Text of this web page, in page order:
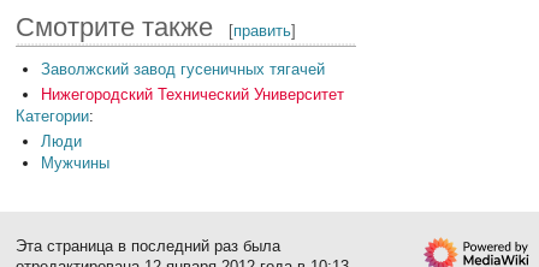
Смотрите также [править]
Заволжский завод гусеничных тягачей
Нижегородский Технический Университет
Категории:
Люди
Мужчины
Эта страница в последний раз была